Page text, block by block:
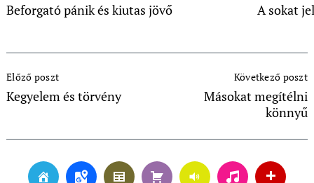
Beforgató pánik és kiutas jövő A sokat
Navigation
Előző poszt
Kegyelem és törvény
Következő poszt
Másokat megítélni
könnyű